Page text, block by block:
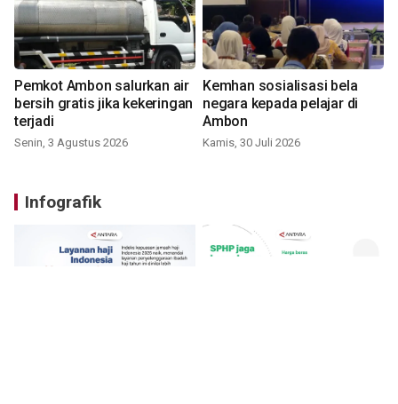
Pemkot Ambon salurkan air
bersih gratis jika kekeringan
terjadi
Senin, 3 Agustus 2026
Kemhan sosialisasi bela
negara kepada pelajar di
Ambon
Kamis, 30 Juli 2026
Infografik